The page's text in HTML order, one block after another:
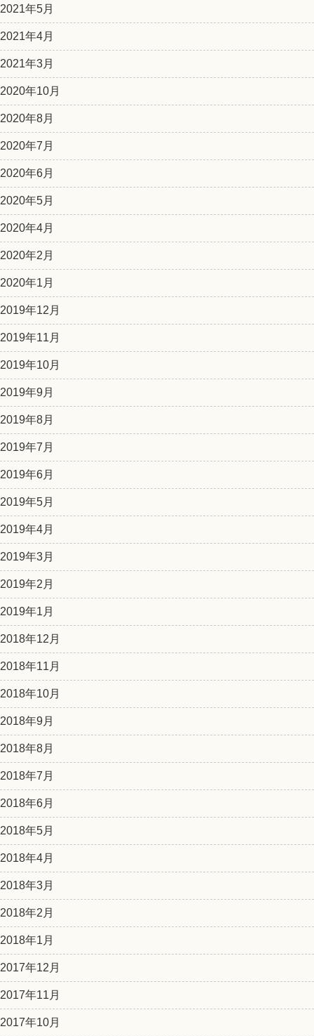
2021年5月
2021年4月
2021年3月
2020年10月
2020年8月
2020年7月
2020年6月
2020年5月
2020年4月
2020年2月
2020年1月
2019年12月
2019年11月
2019年10月
2019年9月
2019年8月
2019年7月
2019年6月
2019年5月
2019年4月
2019年3月
2019年2月
2019年1月
2018年12月
2018年11月
2018年10月
2018年9月
2018年8月
2018年7月
2018年6月
2018年5月
2018年4月
2018年3月
2018年2月
2018年1月
2017年12月
2017年11月
2017年10月